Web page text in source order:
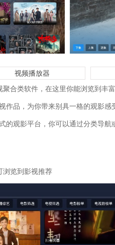
视频播放器
合类软件，在这里你能浏览到丰
作品，为你带来别具一格的观影
的观影平台，你可以通过分类导
浏览到影视推荐